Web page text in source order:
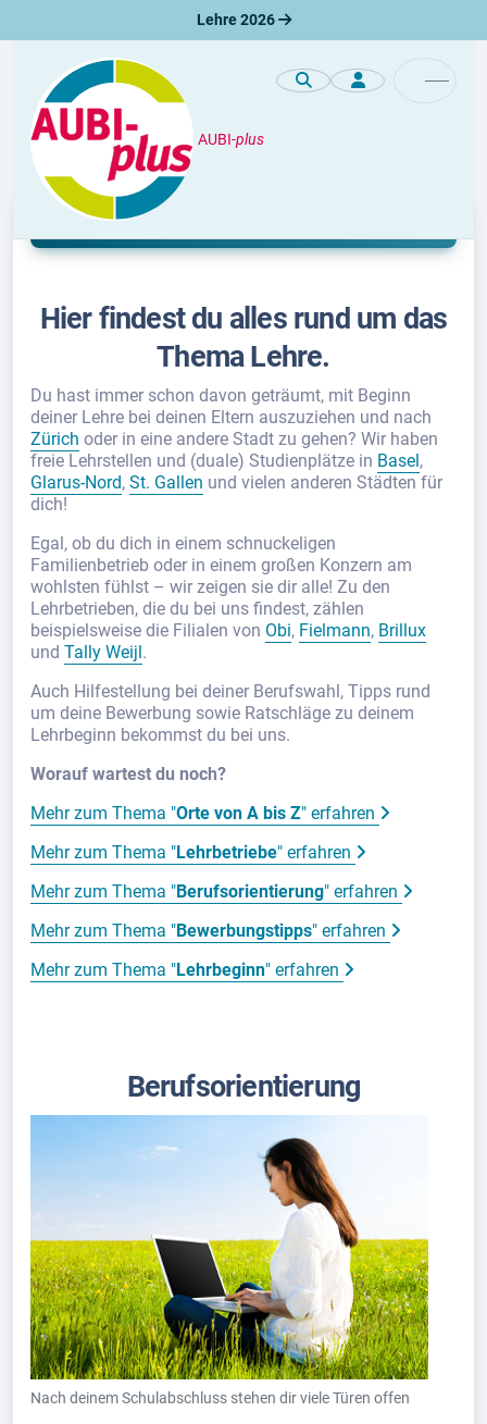
Lehre 2026
AUBI-plus
Lehre
Hier findest du alles rund um das
Thema Lehre.
Du hast immer schon davon geträumt, mit Beginn
deiner Lehre bei deinen Eltern auszuziehen und nach
Zürich oder in eine andere Stadt zu gehen? Wir haben
freie Lehrstellen und (duale) Studienplätze in Basel,
Glarus-Nord, St. Gallen und vielen anderen Städten für
dich!
Egal, ob du dich in einem schnuckeligen
Familienbetrieb oder in einem großen Konzern am
wohlsten fühlst – wir zeigen sie dir alle! Zu den
Lehrbetrieben, die du bei uns findest, zählen
beispielsweise die Filialen von Obi, Fielmann, Brillux
und Tally Weijl.
Auch Hilfestellung bei deiner Berufswahl, Tipps rund
um deine Bewerbung sowie Ratschläge zu deinem
Lehrbeginn bekommst du bei uns.
Worauf wartest du noch?
Mehr zum Thema "Orte von A bis Z" erfahren
Mehr zum Thema "Lehrbetriebe" erfahren
Mehr zum Thema "Berufsorientierung" erfahren
Mehr zum Thema "Bewerbungstipps" erfahren
Mehr zum Thema "Lehrbeginn" erfahren
Berufsorientierung
Nach deinem Schulabschluss stehen dir viele Türen offen